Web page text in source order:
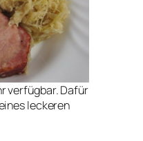
verfügbar. Dafür
leckeren